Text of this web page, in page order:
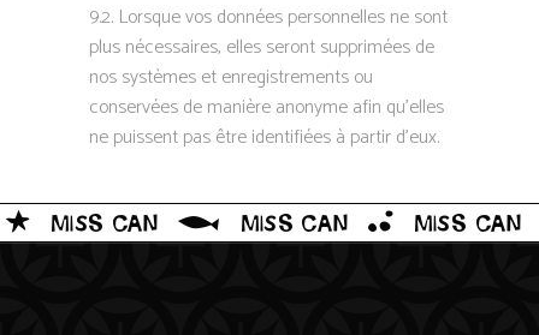
9.2. Lorsque vos données personnelles ne sont
plus nécessaires, elles seront supprimées de
nos systèmes et enregistrements ou
conservées de manière anonyme afin qu’elles
ne puissent pas être identifiées à partir d’eux.